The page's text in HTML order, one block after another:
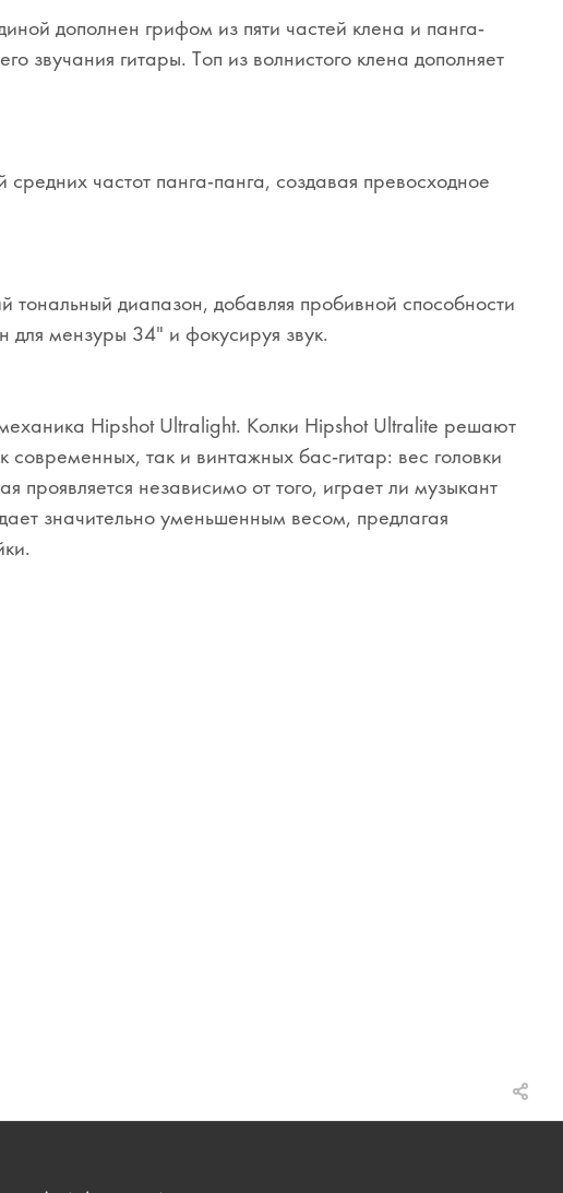
дополнен грифом из пяти частей клена и панга-
звучания гитары. Топ из волнистого клена дополняет
частот панга-панга, создавая превосходное
тональный диапазон, добавляя пробивной способности
для мензуры 34" и фокусируя звук.
Hipshot Ultralight. Колки Hipshot Ultralite решают
так и винтажных бас-гитар: вес головки
независимо от того, играет ли музыкант
значительно уменьшенным весом, предлагая